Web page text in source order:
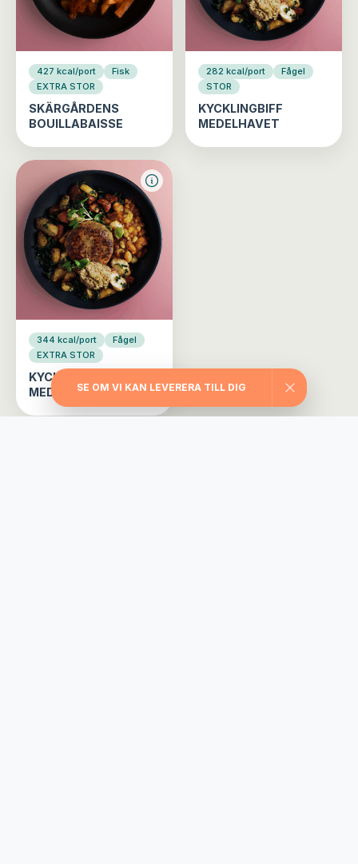
427 kcal/port
Fisk
EXTRA STOR
SKÄRGÅRDENS
BOUILLABAISSE
282 kcal/port
Fågel
STOR
KYCKLINGBIFF
MEDELHAVET
344 kcal/port
Fågel
EXTRA STOR
KYCKLINGBIFF
MEDELHAVETSE OM VI KAN LEVERERA TILL DIG